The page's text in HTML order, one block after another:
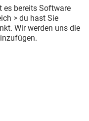
es bereits Software
> du hast Sie
Wir werden uns die